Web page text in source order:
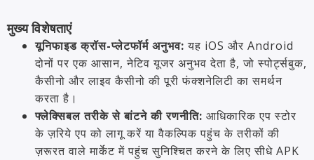
मुख्य विशेषताएं
यूनिफाइड क्रॉस-प्लेटफॉर्म अनुभव: यह iOS और Android
दोनों पर एक आसान, नेटिव यूजर अनुभव देता है, जो स्पोर्ट्सबुक,
कैसीनो और लाइव कैसीनो की पूरी फंक्शनेलिटी का समर्थन
करता है।
फ्लेक्सिबल तरीके से बांटने की रणनीति: आधिकारिक एप स्टोर
के ज़रिये एप को लागू करें या वैकल्पिक पहुंच के तरीकों की
ज़रूरत वाले मार्केट में पहुंच सुनिश्चित करने के लिए सीधे APK